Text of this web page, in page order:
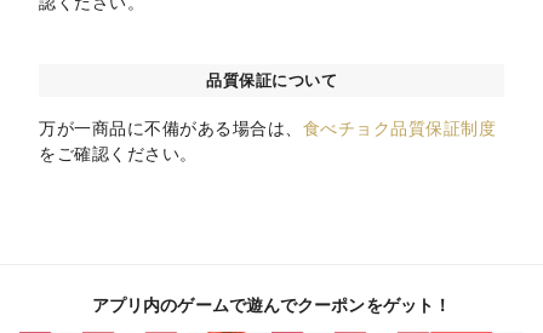
品質保証について
万が一商品に不備がある場合は、 食べチョク品質保証制度
をご確認ください。
アプリ内のゲームで遊んでクーポンをゲット！